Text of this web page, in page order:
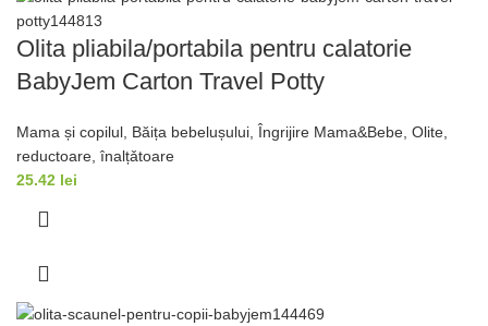
Olita pliabila/portabila pentru calatorie
BabyJem Carton Travel Potty
Mama și copilul Băița bebelușului Îngrijire Mama&Bebe Olite,
reductoare, înalțǎtoare
25.42 lei